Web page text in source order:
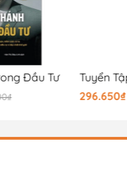
Đầu Tư
296.650₫